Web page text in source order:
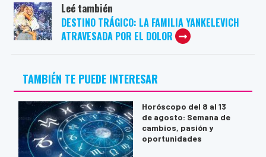
Leé también
DESTINO TRÁGICO: LA FAMILIA YANKELEVICH
ATRAVESADA POR EL DOLOR
TAMBIÉN TE PUEDE INTERESAR
Horóscopo del 8 al 13
de agosto: Semana de
cambios, pasión y
oportunidades